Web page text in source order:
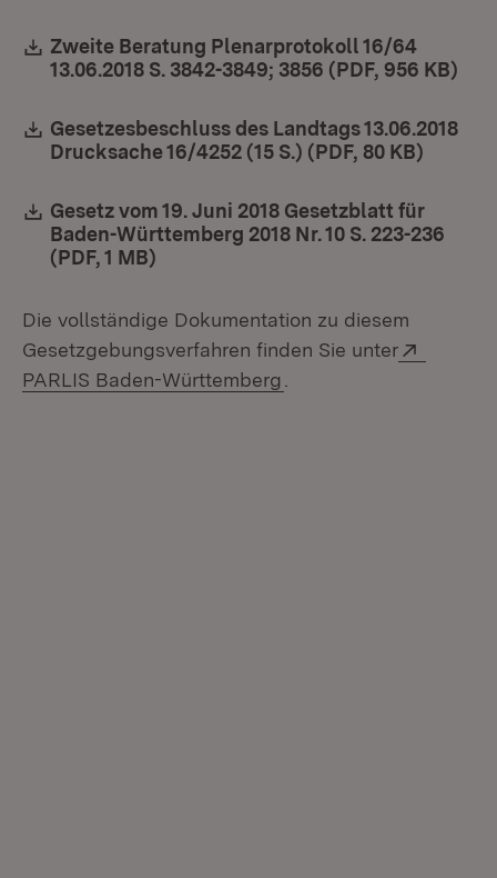
Download:
Zweite Beratung Plenarprotokoll 16/64
13.06.2018 S. 3842-3849; 3856 (PDF, 956 KB)
Download:
Gesetzesbeschluss des Landtags 13.06.2018
Drucksache 16/4252 (15 S.) (PDF, 80 KB)
Download:
Gesetz vom 19. Juni 2018 Gesetzblatt für
Baden-Württemberg 2018 Nr. 10 S. 223-236
(PDF, 1 MB)
Die vollständige Dokumentation zu diesem
Gesetzgebungsverfahren finden Sie unter
PARLIS Baden-Württemberg